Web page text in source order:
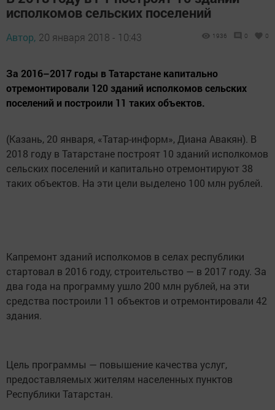
исполкомов сельских поселений
Автор, 20 января 2018 - 10:43 1936 0 0
За 2016–2017 годы в Татарстане капитально
отремонтировали 120 зданий исполкомов сельских
поселений и построили 11 таких объектов.
(Казань, 20 января, «Татар-информ», Диана Авакян). В
2018 году в Татарстане построят 10 зданий исполкомов
сельских поселений и капитально отремонтируют 38
таких объектов. На эти цели выделено 100 млн рублей.
Капремонт зданий исполкомов в селах республики
стартовал в 2016 году, строительство — в 2017 году. За
два года на программу ушло 200 млн рублей, на эти
средства построили 11 объектов и отремонтировали 42
здания.
Цель программы — повышение качества услуг,
предоставляемых жителям населенных пунктов
Республики Татарстан.